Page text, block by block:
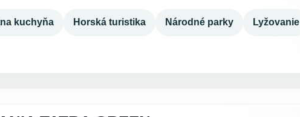
kuchyňa Horská turistika Národné parky Lyžovanie